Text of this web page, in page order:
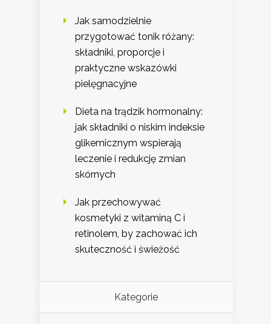
Jak samodzielnie
przygotować tonik różany:
składniki, proporcje i
praktyczne wskazówki
pielęgnacyjne
Dieta na trądzik hormonalny:
jak składniki o niskim indeksie
glikemicznym wspierają
leczenie i redukcję zmian
skórnych
Jak przechowywać
kosmetyki z witaminą C i
retinolem, by zachować ich
skuteczność i świeżość
Kategorie